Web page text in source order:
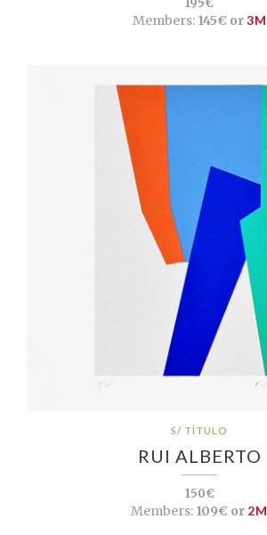
195€
Members:145€ or3M
S/ TÍTULO
RUI ALBERTO
150€
Members: 109€ or 2M